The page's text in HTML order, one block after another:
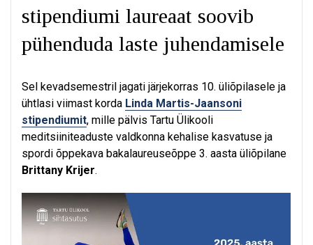
stipendiumi laureaat soovib
pühenduda laste juhendamisele
Sel kevadsemestril jagati järjekorras 10. üliõpilasele ja
ühtlasi viimast korda Linda Martis-Jaansoni
stipendiumit, mille pälvis Tartu Ülikooli
meditsiiniteaduste valdkonna kehalise kasvatuse ja
spordi õppekava bakalaureuseõppe 3. aasta üliõpilane
Brittany Krijer.